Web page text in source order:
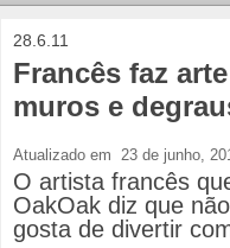
28.6.11
Francês faz
muros e
Atualizado em 23 de junho,
O artista francês
OakOak diz que
gosta de divertir